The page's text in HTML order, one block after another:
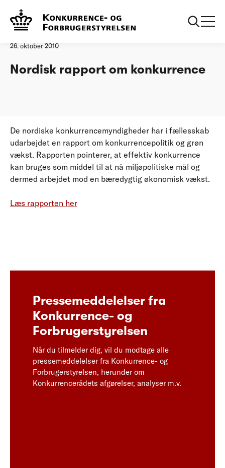
Forside
26. oktober 2010
Nordisk rapport om konkurrence
De nordiske konkurrencemyndigheder har i fællesskab
udarbejdet en rapport om konkurrencepolitik og grøn
vækst. Rapporten pointerer, at effektiv konkurrence
kan bruges som middel til at nå miljøpolitiske mål og
dermed arbejdet mod en bæredygtig økonomisk vækst.
Læs rapporten her
Pressemeddelelser fra
Konkurrence- og
Forbrugerstyrelsen
Når du tilmelder dig, vil du modtage alle
pressemeddelelser fra Konkurrence- og
Forbrugerstyrelsen, herunder om
Konkurrencerådets afgørelser, analyser m.v.